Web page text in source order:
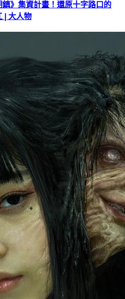
》集資計畫！還原十字路口的
| 大人物